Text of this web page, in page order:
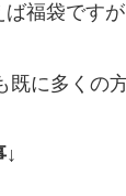
福袋です
既に多くの
↓